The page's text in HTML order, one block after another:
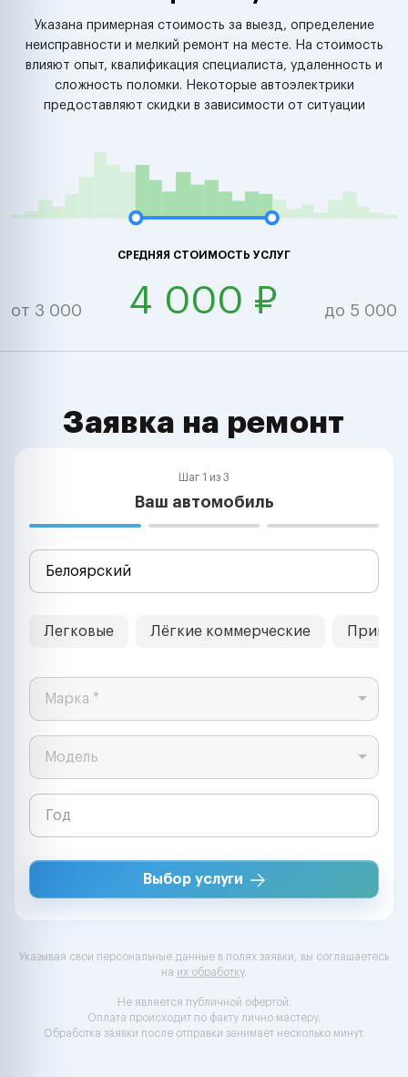
Указана примерная стоимость за выезд, определение
неисправности и мелкий ремонт на месте. На стоимость
влияют опыт, квалификация специалиста, удаленность и
сложность поломки. Некоторые автоэлектрики
предоставляют скидки в зависимости от ситуации
СРЕДНЯЯ СТОИМОСТЬ УСЛУГ
от 3 000 4 000 ₽ до 5 000
Заявка на ремонт
Шаг 1 из 3
Ваш автомобиль
Легковые Лёгкие коммерческие
Марка *
Модель
Выбор услуги
Указывая свои персональные данные в полях заявки, вы соглашаетесь
на их обработку.
Не является публичной офертой.
Оплата происходит по факту лично мастеру.
Обработка заявки после отправки занимает несколько минут.